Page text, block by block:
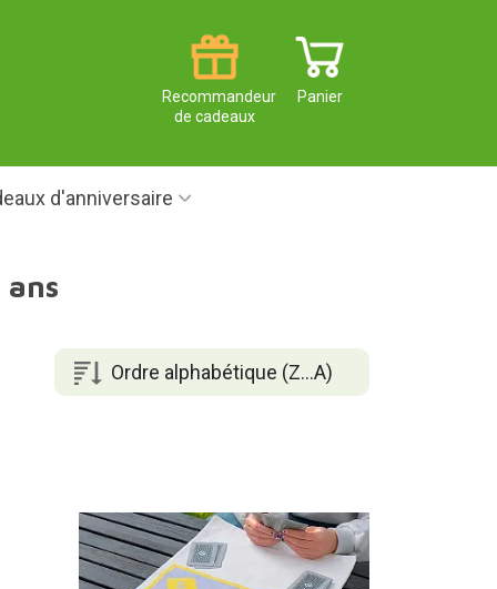
Panier
Recommandeur
de cadeaux
d'anniversaire
Ordre alphabétique (Z...A)